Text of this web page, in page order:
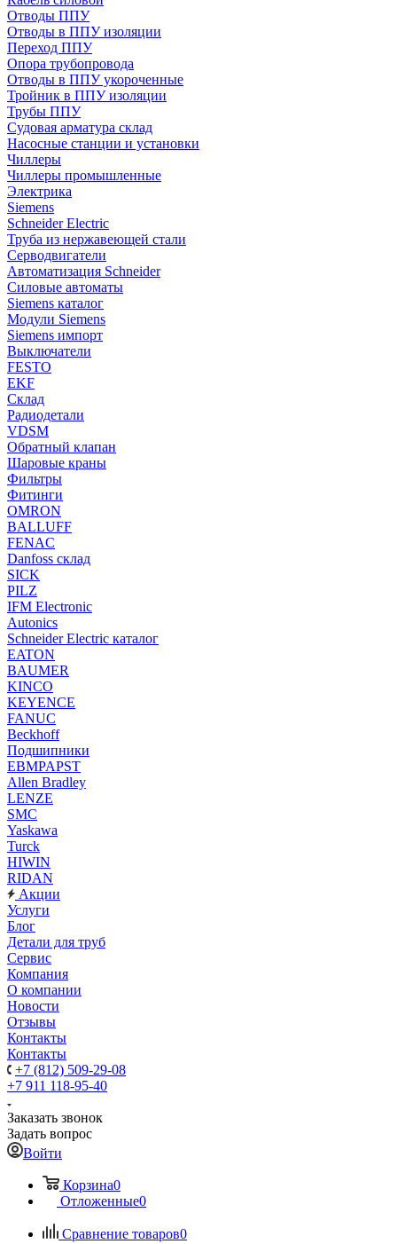
Отводы ППУ
Отводы в ППУ изоляции
Переход ППУ
Опора трубопровода
Отводы в ППУ укороченные
Тройник в ППУ изоляции
Трубы ППУ
Судовая арматура склад
Насосные станции и установки
Чиллеры
Чиллеры промышленные
Электрика
Siemens
Schneider Electric
Труба из нержавеющей стали
Серводвигатели
Автоматизация Schneider
Силовые автоматы
Siemens каталог
Модули Siemens
Siemens импорт
Выключатели
FESTO
EKF
Склад
Радиодетали
VDSM
Обратный клапан
Шаровые краны
Фильтры
Фитинги
OMRON
BALLUFF
FENAC
Danfoss склад
SICK
PILZ
IFM Electronic
Autonics
Schneider Electric каталог
EATON
BAUMER
KINCO
KEYENCE
FANUC
Beckhoff
Подшипники
EBMPAPST
Allen Bradley
LENZE
SMC
Yaskawa
Turck
HIWIN
RIDAN
Акции
Услуги
Блог
Детали для труб
Сервис
Компания
О компании
Новости
Отзывы
Контакты
Контакты
+7 (812) 509-29-08
+7 911 118-95-40
Заказать звонок
Задать вопрос
Войти
Корзина0
Отложенные0
Сравнение товаров0